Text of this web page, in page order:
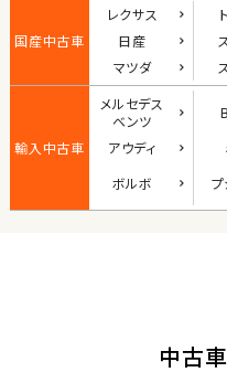
2
国産中古車
レクサス
日産
マツダ
輸入中古車
メルセデス
ベンツ
アウディ
ボルボ
プ
中古